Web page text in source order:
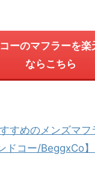
ーのマフラーを楽
ならこちら
すめのメンズマ
ドコー/BeggxCo】